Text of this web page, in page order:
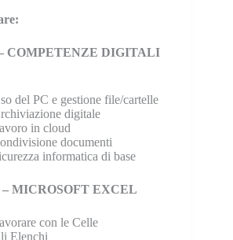
COMPETENZE DIGITALI
del PC e gestione file/cartelle
digitale
in cloud
documenti
informatica di base
MICROSOFT EXCEL
con le Celle
Elenchi